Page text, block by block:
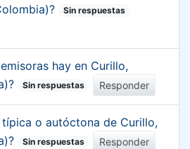
Sin respuestas
hay en Curillo,
Sin respuestas Responder
típica o autóctona de Curillo,
Sin respuestas Responder